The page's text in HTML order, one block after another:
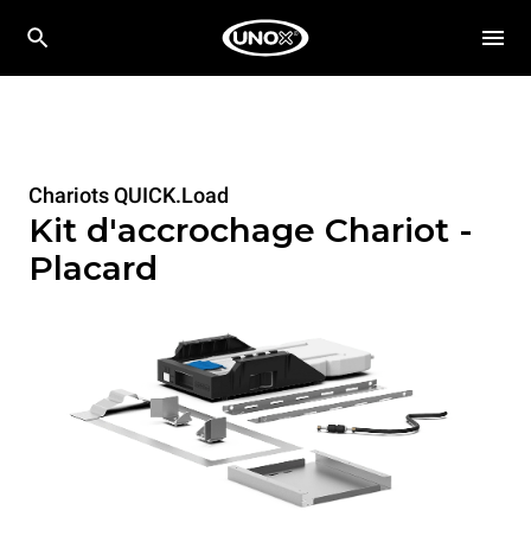
Chariots QUICK.Load
Kit d'accrochage Chariot -
Placard